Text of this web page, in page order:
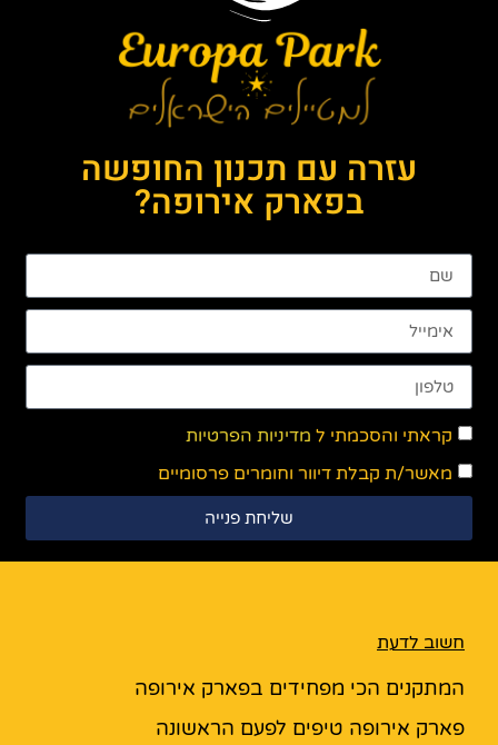
עזרה עם תכנון החופשה
בפארק אירופה?
קראתי והסכמתי ל מדיניות הפרטיות
מאשר/ת קבלת דיוור וחומרים פרסומיים
שליחת פנייה
חשוב לדעת
המתקנים הכי מפחידים בפארק אירופה
פארק אירופה טיפים לפעם הראשונה